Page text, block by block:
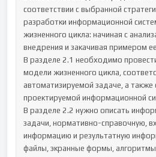
соответствии с выбранной
разработки информационной
жизненного цикла: начиная с
внедрения и закачивая примером
В разделе 2.1 необходимо
модели жизненного цикла,
автоматизируемой задаче, а также
проектируемой информационной
В разделе 2.2 нужно описать
задачи, нормативно-справочную,
информацию и результатную
файлы, экранные формы, алгоритмы